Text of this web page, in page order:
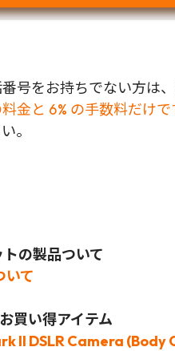
号をお持ちでない方は
金と 6% の手数料だけで
。
の製品ついて
いて
買い得アイテム
II DSLR Camera (Body